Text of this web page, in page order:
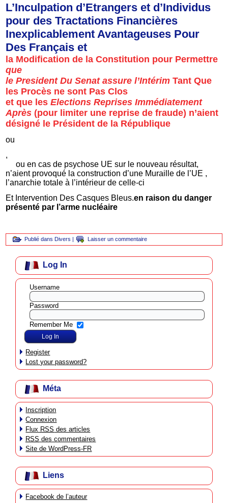
L’Inculpation d’Etrangers et d’Individus
pour desTractations Financières
Inexplicablement Avantageuses Pour
Des Français et
la Modification de la Constitution pour Permettre
que
le President Du Senat assure l’Intérim Tant Que
les Procès ne sont Pas Clos
et que lesElections Reprises Immédiatement
Après (pour limiter une reprise de fraude) n’aient
désigné le Président de la République
ou
,
ou en cas de psychose UE sur le nouveau résultat,
n’aient provoqué la construction d’une Muraille de l’UE ,
l’anarchie totale à l’intérieur de celle-ci
Et Intervention Des Casques Bleus.en raison du danger
présenté par l’arme nucléaire
Publié dans Divers | Laisser un commentaire
Log In
Username
Password
Remember Me
Register
Lost your password?
Méta
Inscription
Connexion
Flux RSS des articles
RSS des commentaires
Site de WordPress-FR
Liens
Facebook de l’auteur